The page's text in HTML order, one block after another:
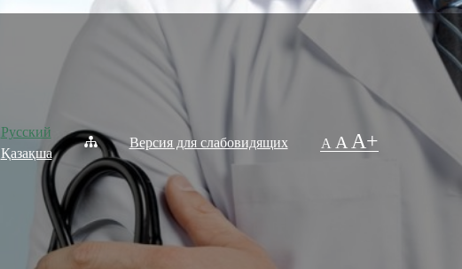
Русский
Қазақша
Версия для слабовидящих A A A+